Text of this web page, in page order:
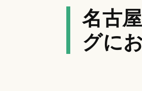
名古
グに